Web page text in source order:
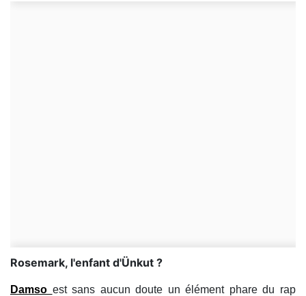
Rosemark, l'enfant d'Ünkut ?
Damso est sans aucun doute un élément phare du rap